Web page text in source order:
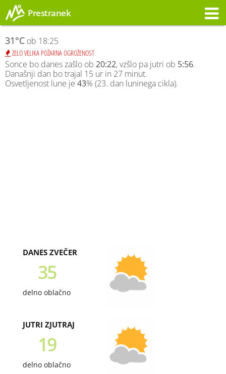
Prestranek
31°C ob 18:25
ZELO VELIKA POŽARNA OGROŽENOST
Sonce bo danes zašlo ob 20:22, vzšlo pa jutri ob 5:56.
Današnji dan bo trajal 15 ur in 27 minut.
Osvetljenost lune je 43% (23. dan luninega cikla).
DANES ZVEČER
35
delno oblačno
JUTRI ZJUTRAJ
19
delno oblačno